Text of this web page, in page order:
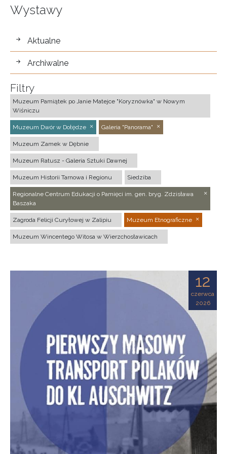
Wystawy
wystawy
Aktualne
Archiwalne
Filtry
Muzeum Pamiątek po Janie Matejce "Koryznówka" w Nowym
Wiśniczu
Muzeum Dwór w Dołędze Galeria "Panorama"
Muzeum Zamek w Dębnie
Muzeum Ratusz - Galeria Sztuki Dawnej
Muzeum Historii Tarnowa i Regionu Siedziba
Regionalne Centrum Edukacji o Pamięci im. gen. bryg. Zdzisława
Baszaka
Zagroda Felicji Curyłowej w Zalipiu Muzeum Etnograficzne
Muzeum Wincentego Witosa w Wierzchosławicach
12
czerwca
2026